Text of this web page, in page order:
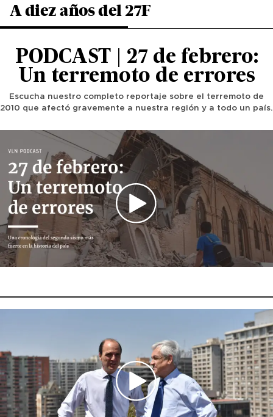
A diez años del 27F
PODCAST | 27 de febrero:
Un terremoto de errores
Escucha nuestro completo reportaje sobre el terremoto de
2010 que afectó gravemente a nuestra región y a todo un país.